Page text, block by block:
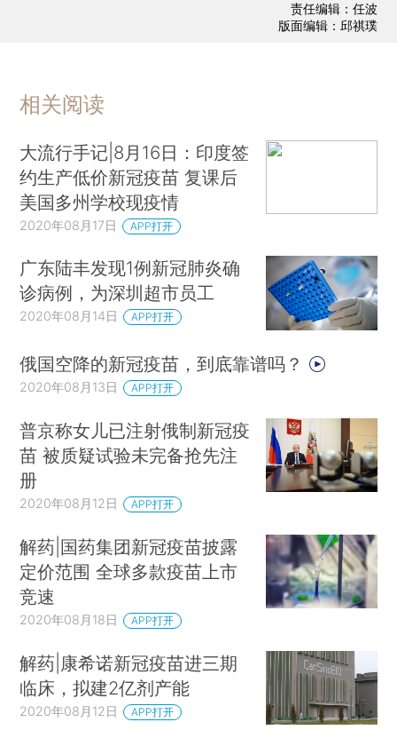
责任编辑：任波
版面编辑：邱祺璞
相关阅读
大流行手记|8月16日：印度签
约生产低价新冠疫苗 复课后
美国多州学校现疫情
2020年08月17日 APP打开
广东陆丰发现1例新冠肺炎确
诊病例，为深圳超市员工
2020年08月14日 APP打开
俄国空降的新冠疫苗，到底靠谱吗？
2020年08月13日 APP打开
普京称女儿已注射俄制新冠疫
苗 被质疑试验未完备抢先注
册
2020年08月12日 APP打开
解药|国药集团新冠疫苗披露
定价范围 全球多款疫苗上市
竞速
2020年08月18日 APP打开
解药|康希诺新冠疫苗进三期
临床，拟建2亿剂产能
2020年08月12日 APP打开